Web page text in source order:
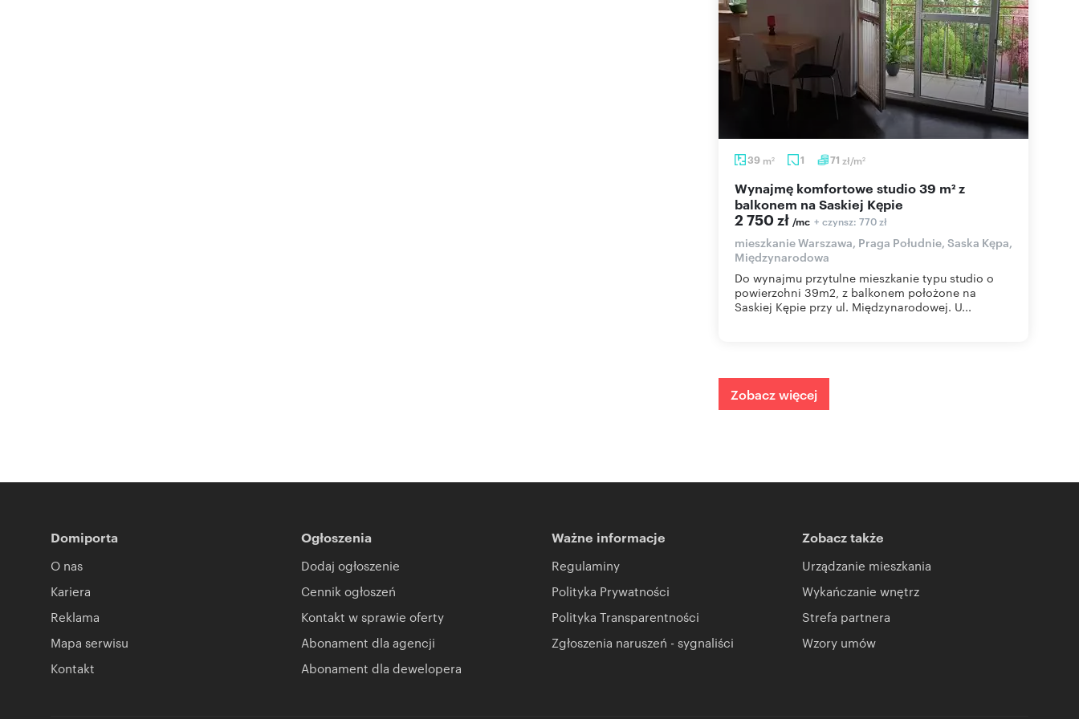
39 m2 1 71 zł/m2
Wynajmę komfortowe studio 39 m² z
balkonem na Saskiej Kępie
2 750 zł /mc + czynsz: 770 zł
mieszkanie Warszawa, Praga Południe, Saska Kępa,
Międzynarodowa
Do wynajmu przytulne mieszkanie typu studio o
powierzchni 39m2, z balkonem położone na
Saskiej Kępie przy ul. Międzynarodowej. U...
Zobacz więcej
Domiporta
O nas
Kariera
Reklama
Mapa serwisu
Kontakt
Ogłoszenia
Dodaj ogłoszenie
Cennik ogłoszeń
Kontakt w sprawie oferty
Abonament dla agencji
Abonament dla dewelopera
Ważne informacje
Regulaminy
Polityka Prywatności
Polityka Transparentności
Zgłoszenia naruszeń - sygnaliści
Zobacz także
Urządzanie mieszkania
Wykańczanie wnętrz
Strefa partnera
Wzory umów